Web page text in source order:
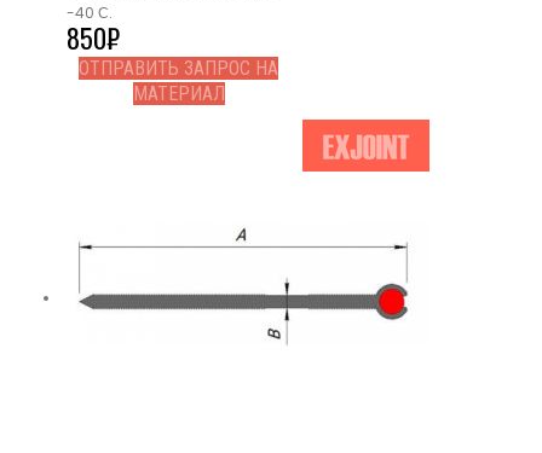
-40 С.
850₽
ОТПРАВИТЬ ЗАПРОС НА
МАТЕРИАЛ